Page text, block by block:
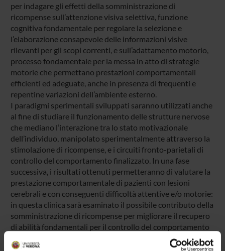
per indagare gli effetti della somministrazione di
ricompense sull’attenzione visiva selettiva, funzione
cognitiva fondamentale per regolare la selezione e
l’elaborazione consapevole delle informazioni visive
rilevanti per gli scopi correnti, e sull’adattamento motorio,
processo fondamentale per la messa in atto di strategie
motorie che permettano prestazioni comportamentali
efficienti ed adeguate, anche in presenza di frequenti e
repentine variazioni dell’ambiente esterno.
I paradigmi sperimentali sviluppati saranno utilizzati anche
al fine di studiare il funzionamento delle strutture nervose
che mediano l’interazione tra lo stato motivazionale
dell’individuo, manipolato sperimentalmente attraverso la
stimolazione di ricompense, e i circuiti fronto-parietali di
controllo del comportamento finalizzato. In una fase
successiva, i risultati ottenuti permetteranno di valutare la
prestazione comportamentale di pazienti con lesioni
cerebrali e con conseguenti difficoltà attentive e/o motorie:
in questa clinica sarà esaminato il possibile contributo della
somministrazione di ricompense per migliorare il recupero
di abilità fondamentali per il controllo del comportamento
finalizzato. In particolare, in questa fase finale della ricerca,
si utilizzeranno le conoscenze precedentemente acquisite